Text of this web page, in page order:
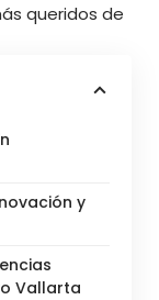
queridos de
y
Vallarta